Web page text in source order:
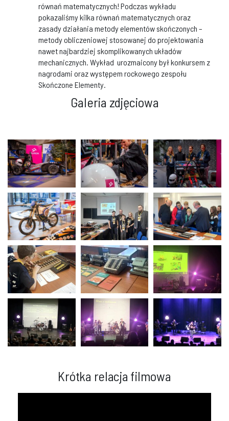
równań matematycznych! Podczas wykładu
pokazaliśmy kilka równań matematycznych oraz
zasady działania metody elementów skończonych –
metody obliczeniowej stosowanej do projektowania
nawet najbardziej skomplikowanych układów
mechanicznych. Wykład urozmaicony był konkursem z
nagrodami oraz występem rockowego zespołu
Skończone Elementy.
Galeria zdjęciowa
Krótka relacja filmowa